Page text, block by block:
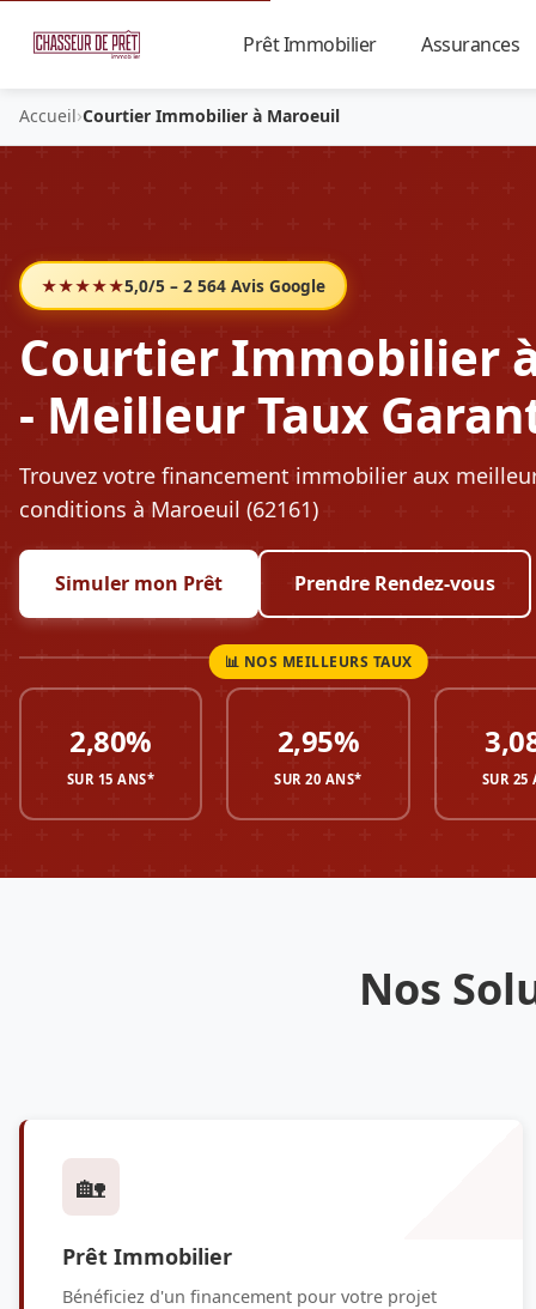
Prêt Immobilier Assurances
Accueil›Courtier Immobilier à Maroeuil
★★★★★5,0/5 – 2 564 Avis Google
Courtier Immobilier
- Meilleur Taux
Trouvez votre financement immobilier aux
conditions à Maroeuil (62161)
Simuler mon Prêt Prendre Rendez-vous
2,80%
SUR 15 ANS*
2,95%
SUR 20 ANS* SUR 25
Nos
🏡
Prêt Immobilier
Bénéficiez d'un financement pour votre projet